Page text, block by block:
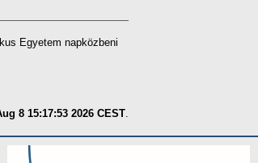
Egyetem napközbeni
8 15:17:53 2026 CEST